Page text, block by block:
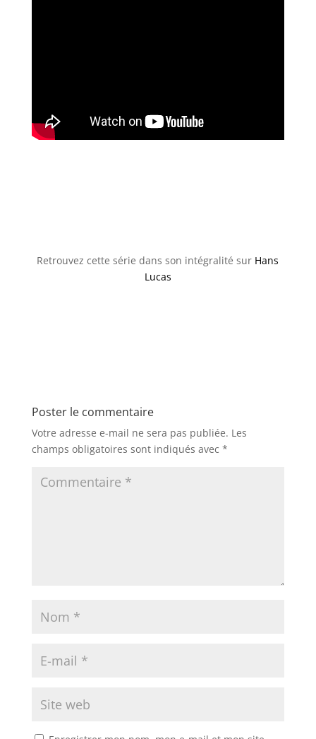
Retrouvez cette série dans son intégralité sur Hans
Lucas
Poster le commentaire
Votre adresse e-mail ne sera pas publiée. Les
champs obligatoires sont indiqués avec *